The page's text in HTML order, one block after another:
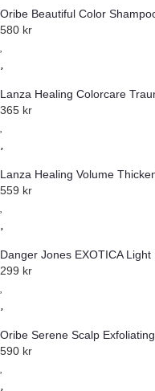
Oribe Beautiful Color
580 kr
Lanza Healing Colorcare
365 kr
Lanza Healing Volume
559 kr
Danger Jones EXOTICA Light
299 kr
Oribe Serene Scalp
590 kr